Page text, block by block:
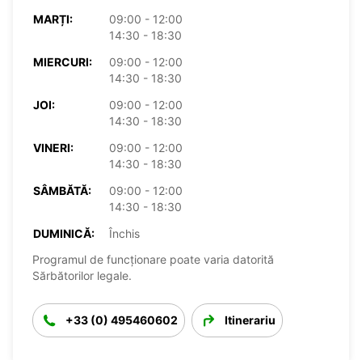
MARȚI:
09:00 - 12:00
14:30 - 18:30
MIERCURI:
09:00 - 12:00
14:30 - 18:30
JOI:
09:00 - 12:00
14:30 - 18:30
VINERI:
09:00 - 12:00
14:30 - 18:30
SÂMBĂTĂ:
09:00 - 12:00
14:30 - 18:30
DUMINICĂ:
Închis
Programul de funcționare poate varia datorită
Sărbătorilor legale.
+33 (0) 495460602 Itinerariu